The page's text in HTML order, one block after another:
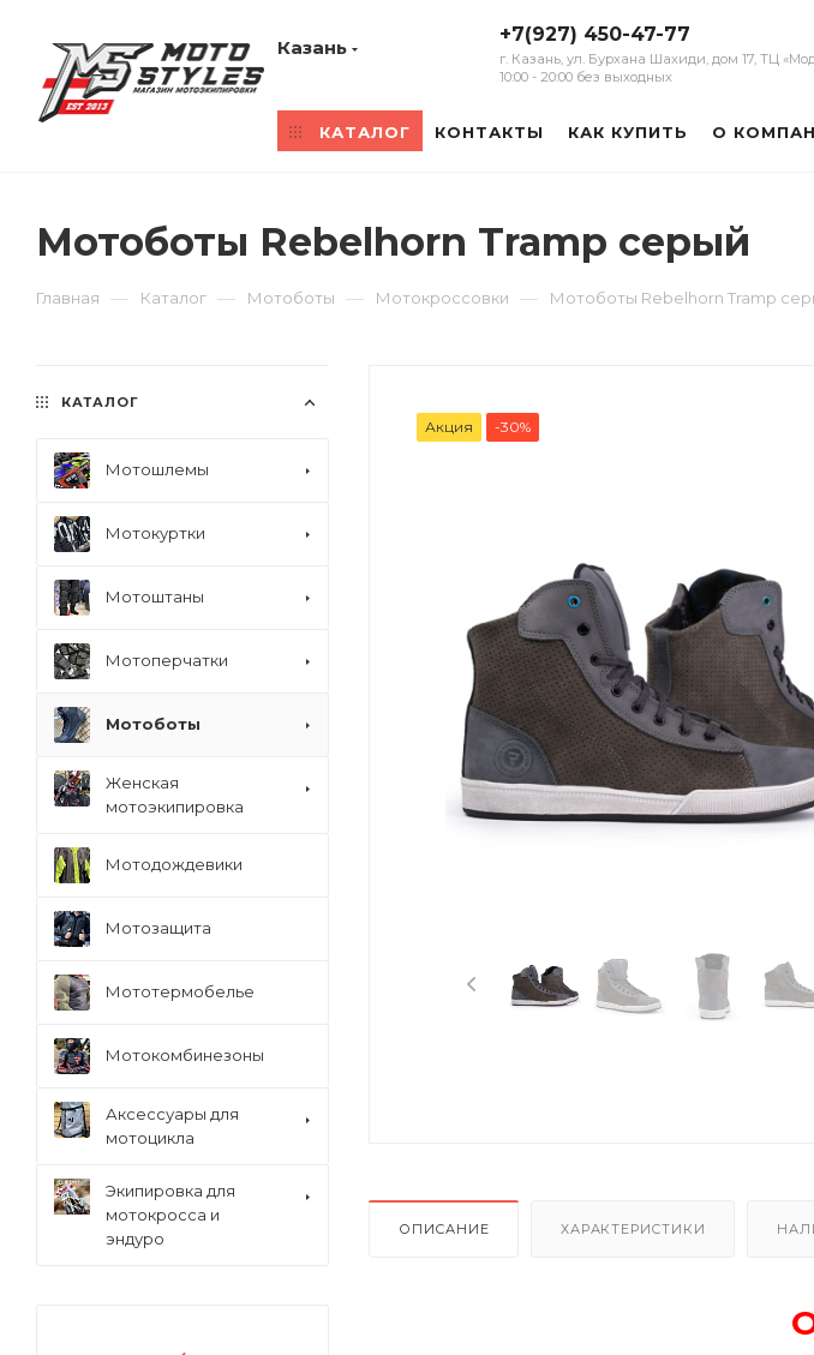
Казань
+7(927) 450-47-77
г. Казань, ул. Бурхана Шахиди, дом 17, ТЦ
10:00 - 20:00 без выходных
КАТАЛОГ КОНТАКТЫ КАК КУПИТЬ О
Мотоботы Rebelhorn Tramp серый
Главная — Каталог — Мотоботы — Мотокроссовки — Мотоботы Rebelhorn Tramp
Акция -30%
ОПИСАНИЕ ХАРАКТЕРИСТИКИ
КАТАЛОГ
Мотошлемы
Мотокуртки
Мотоштаны
Мотоперчатки
Мотоботы
Женская
мотоэкипировка
Мотодождевики
Мотозащита
Мототермобелье
Мотокомбинезоны
Аксессуары для
мотоцикла
Экипировка для
мотокросса и
эндуро